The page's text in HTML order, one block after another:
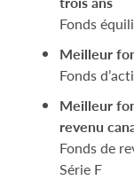
Fonds
Meilleur
Fonds
Meilleur
revenu
Fonds de
Série F